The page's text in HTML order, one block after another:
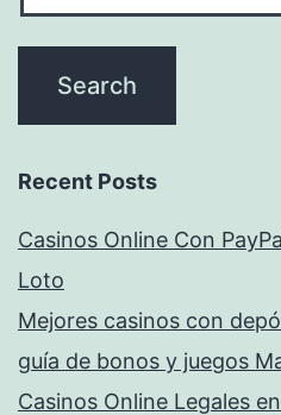
Recent Posts
Casinos Online Con
Loto
Mejores casinos con
guía de bonos y juegos
Casinos Online Legales